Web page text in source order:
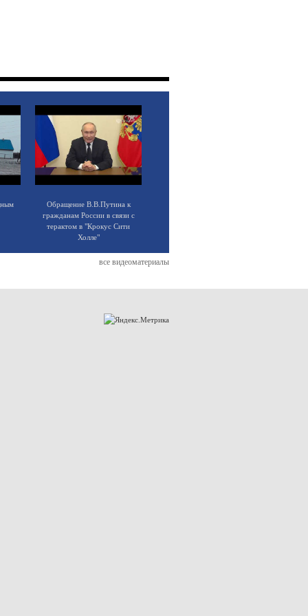
Обращение В.В.Путина к
гражданам России в связи с
терактом в "Крокус Сити
Холле"
все видеоматериалы